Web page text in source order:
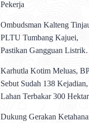
Pekerja
Ombudsman Kalteng
PLTU Tumbang Kajuei,
Pastikan Gangguan Listrik
Karhutla Kotim Meluas,
Sebut Sudah 138 Kejadian,
Lahan Terbakar 300
Dukung Gerakan